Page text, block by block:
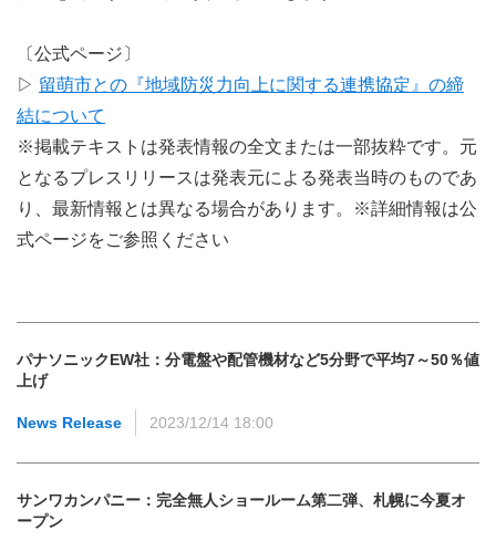
〔公式ページ〕
▷ 留萌市との『地域防災力向上に関する連携協定』の締
結について
※掲載テキストは発表情報の全文または一部抜粋です。元
となるプレスリリースは発表元による発表当時のものであ
り、最新情報とは異なる場合があります。※詳細情報は公
式ページをご参照ください
パナソニックEW社：分電盤や配管機材など5分野で平均7～50％値
上げ
News Release 2023/12/14 18:00
サンワカンパニー：完全無人ショールーム第二弾、札幌に今夏オ
ープン